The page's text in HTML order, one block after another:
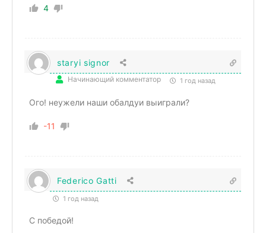
4
staryi signor
Начинающий комментатор 1 год назад
Ого! неужели наши обалдуи выиграли?
-11
Federico Gatti
1 год назад
С победой!